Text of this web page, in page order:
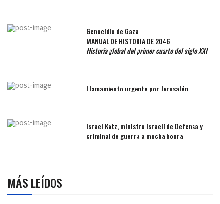
Genocidio de Gaza
MANUAL DE HISTORIA DE 2046
Historia global del primer cuarto del siglo XXI
Llamamiento urgente por Jerusalén
Israel Katz, ministro israelí de Defensa y
criminal de guerra a mucha honra
MÁS LEÍDOS